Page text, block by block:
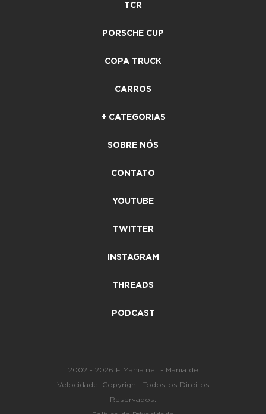
TCR
PORSCHE CUP
COPA TRUCK
CARROS
+ CATEGORIAS
SOBRE NÓS
CONTATO
YOUTUBE
TWITTER
INSTAGRAM
THREADS
PODCAST
2002 - 2026 F1Mania.net - Mania de
Velocidade. Copyright. Todos os Direitos
Reservados.